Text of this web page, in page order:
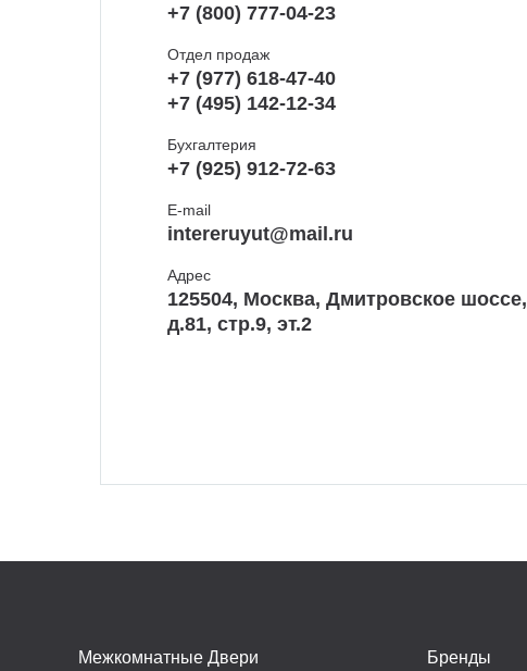
+7 (800) 777-04-23
Отдел продаж
+7 (977) 618-47-40
+7 (495) 142-12-34
Бухгалтерия
+7 (925) 912-72-63
E-mail
intereruyut@mail.ru
Адрес
125504, Москва, Дмитровское шоссе,
д.81, стр.9, эт.2
Межкомнатные Двери Бренды